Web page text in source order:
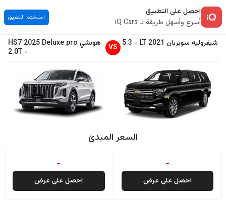
احصل على التطبيق
أسرع وأسهل طريقة لـ iQ Cars
استخدم التطبيق
شيفروليه سوبربان 2021
LT
-
5.3
VS هونشي HS7 2025 Deluxe pro
-
2.0T
السعر المبدئ
-
احصل على عرض
-
احصل على عرض